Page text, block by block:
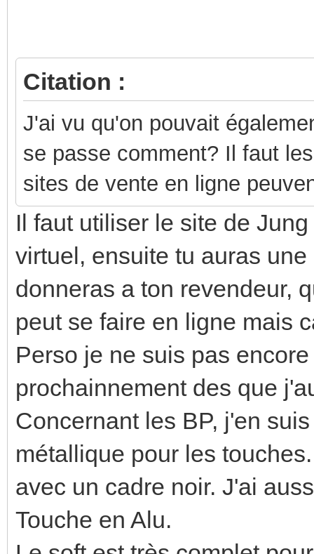
Citation :
J'ai vu qu'on pouvait
se passe comment? Il faut
sites de vente en ligne
Il faut utiliser le site de
virtuel, ensuite tu auras
donneras a ton revendeur,
peut se faire en ligne mais
Perso je ne suis pas
prochainnement des que
Concernant les BP, j'en
métallique pour les
avec un cadre noir. J'ai
Touche en Alu.